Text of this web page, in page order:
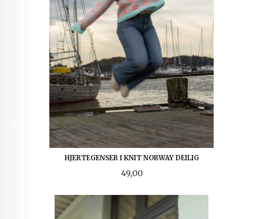
HJERTEGENSER I KNIT NORWAY DEILIG
Pris
49,00